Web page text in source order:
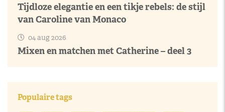
Tijdloze elegantie en een tikje rebels: de stijl
van Caroline van Monaco
04 aug 2026
Mixen en matchen met Catherine – deel 3
Populaire tags